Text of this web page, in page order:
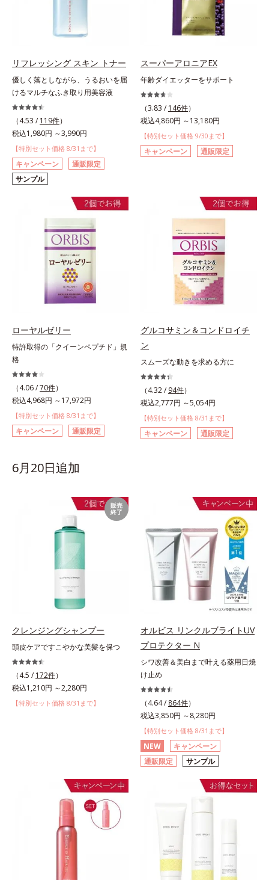
リフレッシング スキン トナー
優しく落としながら、うるおいを届
けるマルチなふき取り用美容液
（4.53 / 119件）
税込1,980円 ～3,990円
【特別セット価格 8/31まで】
キャンペーン
通販限定
サンプル
スーパーアロニアEX
年齢ダイエッターをサポート
（3.83 / 146件）
税込4,860円 ～13,180円
【特別セット価格 9/30まで】
キャンペーン 通販限定
ローヤルゼリー
特許取得の「クイーンペプチド」規
格
（4.06 /70件）
税込4,968円 ～17,972円
【特別セット価格 8/31まで】
キャンペーン 通販限定
グルコサミン＆コンドロイチ
ン
スムーズな動きを求める方に
（4.32 / 94件）
税込2,777円 ～5,054円
【特別セット価格 8/31まで】
キャンペーン 通販限定
6月20日追加
販売
終了
クレンジングシャンプー
頭皮ケアですこやかな美髪を保つ
（4.5 / 172件）
税込1,210円 ～2,280円
【特別セット価格 8/31まで】
オルビス リンクルブライトUV
プロテクター N
シワ改善＆美白まで叶える薬用日焼
け止め
（4.64 / 864件）
税込3,850円 ～8,280円
【特別セット価格 8/31まで】
NEW
キャンペーン
通販限定
サンプル